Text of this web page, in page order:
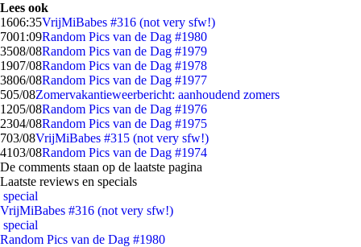
Lees ook
1606:35VrijMiBabes #316 (not very sfw!)
7001:09Random Pics van de Dag #1980
3508/08Random Pics van de Dag #1979
1907/08Random Pics van de Dag #1978
3806/08Random Pics van de Dag #1977
505/08Zomervakantieweerbericht: aanhoudend zomers
1205/08Random Pics van de Dag #1976
2304/08Random Pics van de Dag #1975
703/08VrijMiBabes #315 (not very sfw!)
4103/08Random Pics van de Dag #1974
De comments staan op de laatste pagina
Laatste reviews en specials
special
VrijMiBabes #316 (not very sfw!)
special
Random Pics van de Dag #1980